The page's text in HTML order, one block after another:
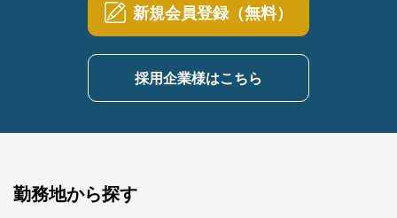
新規会員登録（無料）
採用企業様はこちら
勤務地から探す